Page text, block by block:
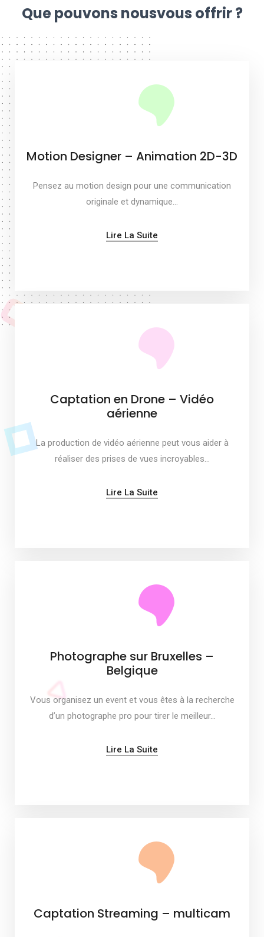
Que pouvons nousvous offrir ?
Motion Designer – Animation 2D-3D
Pensez au motion design pour une communication
originale et dynamique…
Lire La Suite
Captation en Drone – Vidéo
aérienne
La production de vidéo aérienne peut vous aider à
réaliser des prises de vues incroyables…
Lire La Suite
Photographe sur Bruxelles –
Belgique
Vous organisez un event et vous êtes à la recherche
d’un photographe pro pour tirer le meilleur…
Lire La Suite
Captation Streaming – multicam